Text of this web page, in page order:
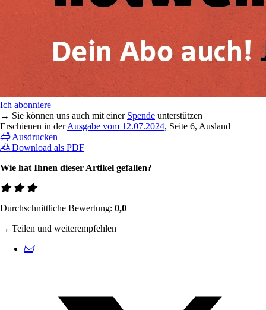
Ich abonniere
→ Sie können uns auch mit einer Spende unterstützen
Erschienen in derAusgabe vom 12.07.2024, Seite 6, Ausland
Ausdrucken
Download als PDF
Wie hat Ihnen dieser Artikel gefallen?
Durchschnittliche Bewertung: 0,0
→ Teilen und weiterempfehlen